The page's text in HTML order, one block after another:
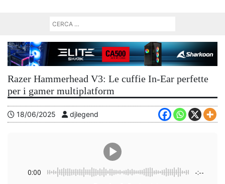
Razer Hammerhead V3: Le cuffie In-Ear perfette
per i gamer multiplatform
18/06/2025 djlegend
0:00 -:--